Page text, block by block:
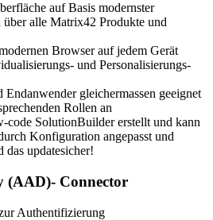
auf Basis modernster
über alle Matrix42 Produkte und
Browser auf jedem Gerät
und Personalisierungs-
gleichermassen geeignet
Rollen an
code SolutionBuilder erstellt und kann
Konfiguration angepasst und
das updatesicher!
(AAD)- Connector
Authentifizierung